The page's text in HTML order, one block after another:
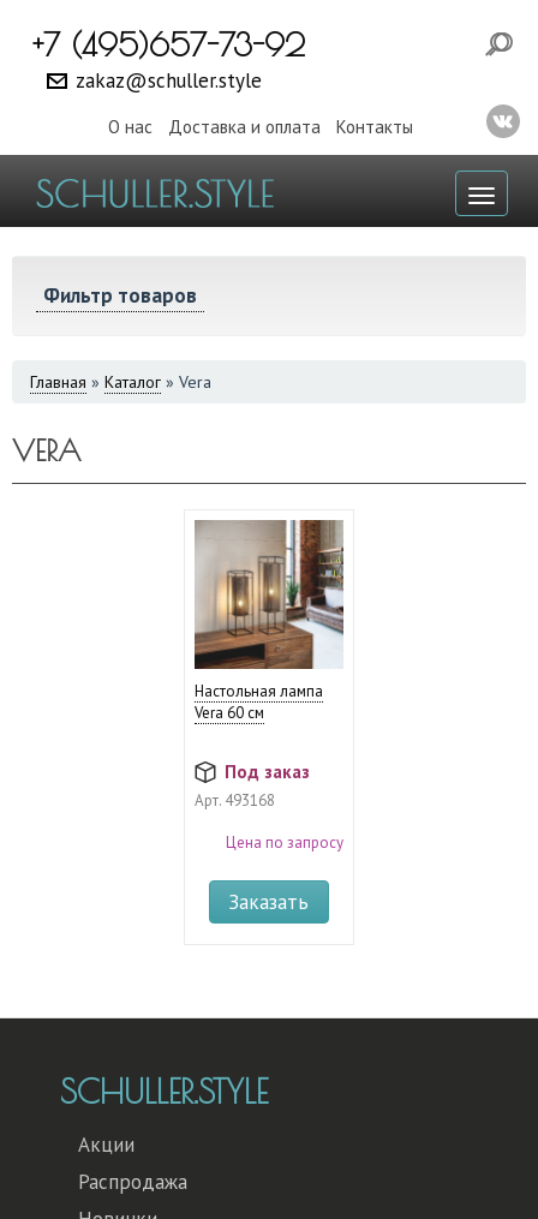
+7 (495)657-73-92
zakaz@schuller.style
О нас Доставка и оплата Контакты
Фильтр товаров
ВЫ
Главная » Каталог » Vera
VERA
Настольная лампа
Vera 60 см
Под заказ
Арт. 493168
Цена по запросу
Заказать
SCHULLER.STYLE
Акции
Распродажа